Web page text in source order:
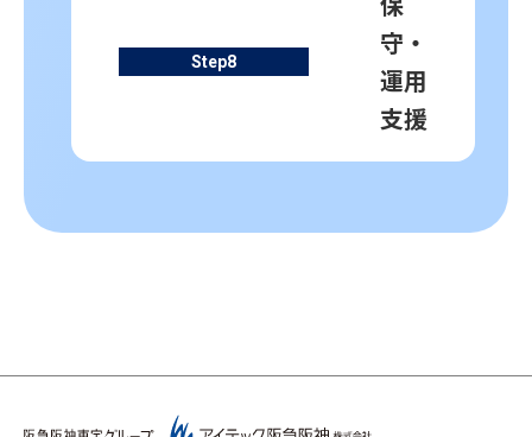
Step8
守・
運用
支援